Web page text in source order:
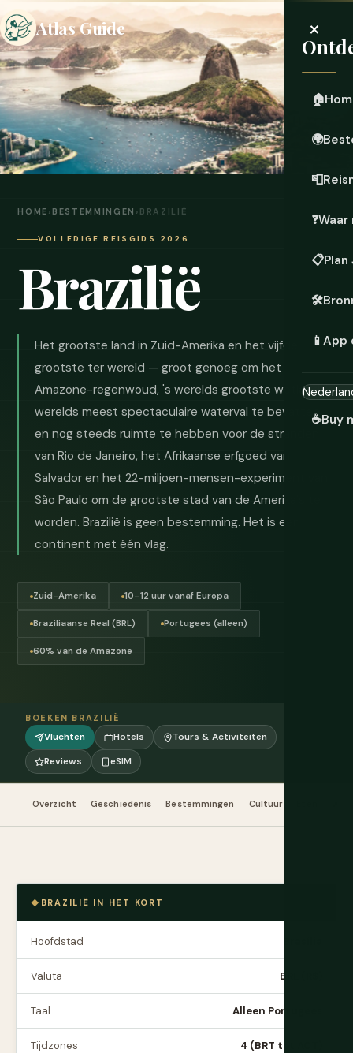
Atlas Guide ×
🏠
🌍
📮
❓
📋Plan
🛠️
📱 App
☕Buy
HOME ›BESTEMMINGEN › BRAZILIË
VOLLEDIGE REISGIDS 2026
Brazilië
Het grootste land in Zuid-Amerika en het vijfde
grootste ter wereld — groot genoeg om het
Amazone-regenwoud, 's werelds grootste wetland, 's
werelds meest spectaculaire waterval te bevatten,
en nog steeds ruimte te hebben voor de stranden
van Rio de Janeiro, het Afrikaanse erfgoed van
Salvador en het 22-miljoen-mensen-experiment van
São Paulo om de grootste stad van de Amerika's te
worden. Brazilië is geen bestemming. Het is een
continent met één vlag.
Zuid-Amerika 10–12 uur vanaf Europa
Braziliaanse Real (BRL) Portugees (alleen)
60% van de Amazone
BOEKEN BRAZILIË
Vluchten Hotels
Tours & Activiteiten
Reviews
eSIM
Overzicht Geschiedenis Bestemmingen Cultuur
BRAZILIË IN HET KORT
Hoofdstad
Valuta BRL (R$)
Taal Alleen Portugees
Tijdzones 4 (BRT tot ACT)